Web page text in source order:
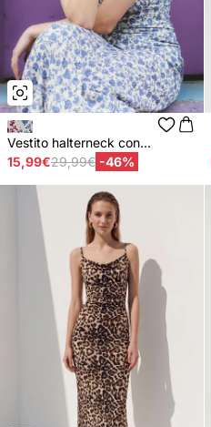
Vestito halterneck con...
15,99€29,99€ -46%